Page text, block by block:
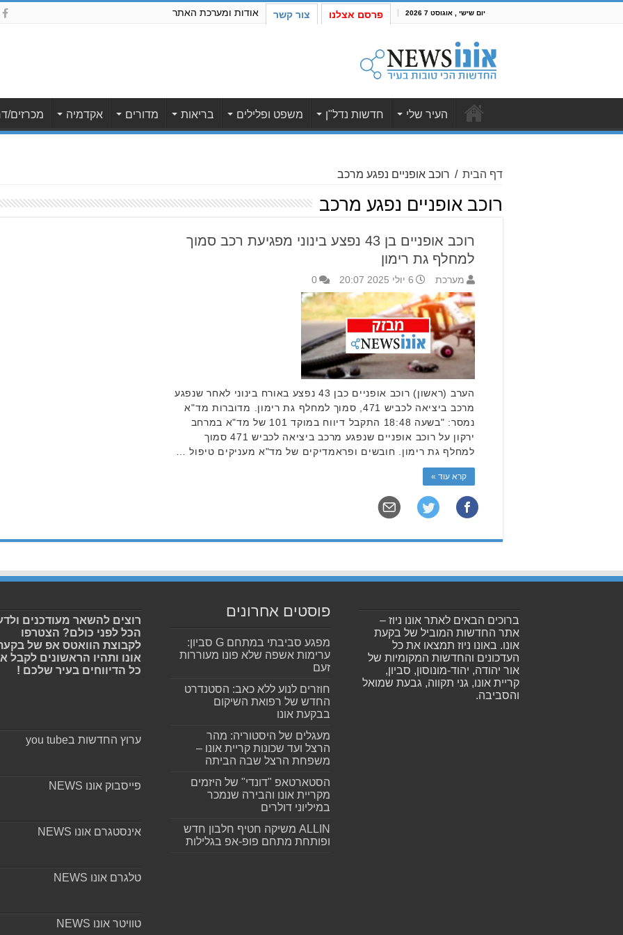
יום שישי , אוגוסט 7 2026 פרסם אצלנו צור קשר אודות ומערכת האתר
העיר שלי חדשות נדל"ן משפט ופלילים בריאות מדורים אקדמיה מכרזים/
דף הבית / רוכב אופניים נפגע מרכב
רוכב אופניים נפגע מרכב
רוכב אופניים בן 43 נפצע בינוני מפגיעת רכב סמוך
למחלף גת רימון
מערכת 6 יולי 2025 20:07 0
הערב (ראשון) רוכב אופניים כבן 43 נפצע באורח בינוני לאחר שנפגע
מרכב ביציאה לכביש 471, סמוך למחלף גת רימון. מדוברות מד"א
נמסר: "בשעה 18:48 התקבל דיווח במוקד 101 של מד"א במרחב
ירקון על רוכב אופניים שנפגע מרכב ביציאה לכביש 471 סמוך
למחלף גת רימון. חובשים ופראמדיקים של מד"א מעניקים טיפול …
קרא עוד »
ברוכים הבאים לאתר אונו ניוז –
אתר החדשות המוביל של בקעת
אונו. באונו ניוז תמצאו את כל
העדכונים והחדשות המקומיות של
אור יהודה, יהוד-מונוסון, סביון,
קריית אונו, גני תקווה, גבעת שמואל
והסביבה.
פוסטים אחרונים
מפגע סביבתי במתחם G סביון:
ערימות אשפה שלא פונו מעוררות
זעם
חוזרים לנוע ללא כאב: הסטנדרט
החדש של רפואת השיקום
בבקעת אונו
מעגלים של היסטוריה: מהר
הרצל ועד שכונות קריית אונו –
משפחת הרצל שבה הביתה
הסטארטאפ "דונדי" של היזמים
מקריית אונו והבירה שנמכר
במיליוני דולרים
ALLIN משיקה חטיף חלבון חדש
ופותחת מתחם פופ-אפ בגלילות
רוצים להשאר מעודכנים
הכל לפני כולם? הצטרפו
לקבוצת הוואטס אפ של
אונו ותהיו הראשונים לקבל
כל הדיווחים בעיר שלכם !
ערוץ החדשות בyou tube
פייסבוק אונו NEWS
אינסטגרם אונו NEWS
טלגרם אונו NEWS
טוויטר אונו NEWS